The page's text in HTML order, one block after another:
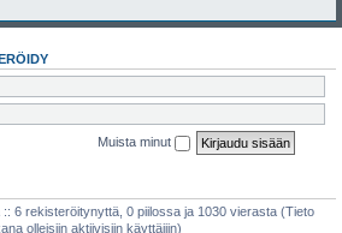
Muista minut
:: 6 rekisteröitynyttä, 0 piilossa ja 1030 vierasta (Tieto
olleisiin aktiivisiin käyttäjiin)